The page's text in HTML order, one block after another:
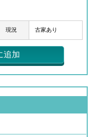
現況 古家あり
追加